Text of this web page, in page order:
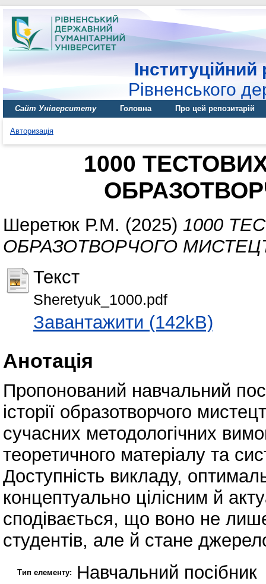
Інституційний
Рівненського
Сайт Університету Головна Про цей репозитарій
Авторизація
1000
Шеретюк Р.М. (2025) 1000
ОБРАЗОТВОРЧОГО
Текст
Sheretyuk_1000.pdf
Завантажити (142kB)
Анотація
Пропонований навчальний
історії образотворчого
сучасних методологічних
теоретичного матеріалу та
Доступність викладу,
концептуально цілісним й
сподівається, що воно не
студентів, але й стане
Тип елементу: Навчальний посібник